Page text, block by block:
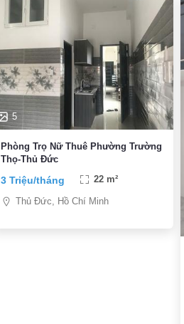
5
Phòng Trọ Nữ Thuê Phường Trường
Thọ-Thủ Đức
3 Triệu/tháng 22 m²
Thủ Đức, Hồ Chí Minh